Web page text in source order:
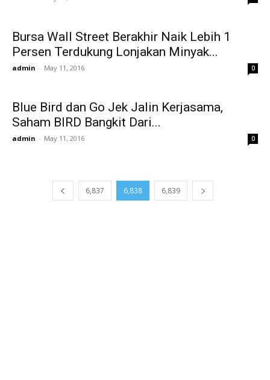
Bursa Wall Street Berakhir Naik Lebih 1
Persen Terdukung Lonjakan Minyak...
admin - May 11, 2016 0
Blue Bird dan Go Jek Jalin Kerjasama,
Saham BIRD Bangkit Dari...
admin - May 11, 2016 0
6,837 6,838 6,839